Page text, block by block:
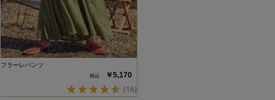
フラーレパンツ
￥5,170
(16)